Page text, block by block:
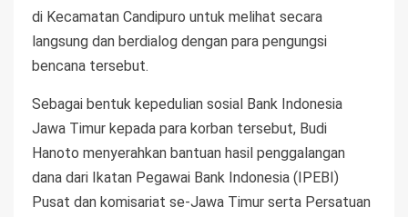
di Kecamatan Candipuro untuk melihat secara
langsung dan berdialog dengan para pengungsi
bencana tersebut.
Sebagai bentuk kepedulian sosial Bank Indonesia
Jawa Timur kepada para korban tersebut, Budi
Hanoto menyerahkan bantuan hasil penggalangan
dana dari Ikatan Pegawai Bank Indonesia (IPEBI)
Pusat dan komisariat se-Jawa Timur serta Persatuan